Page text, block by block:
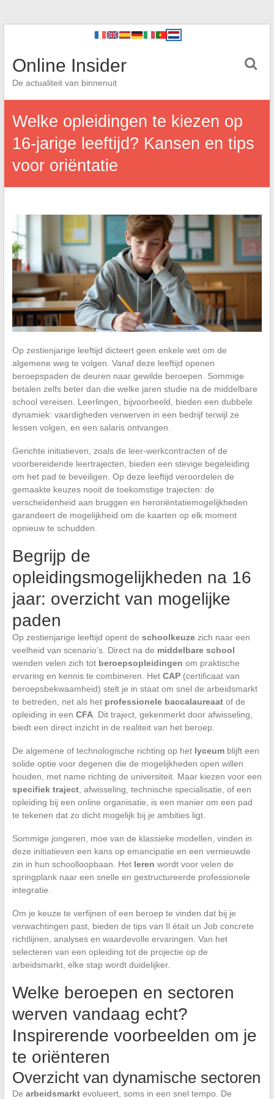
Online Insider
De actualiteit van binnenuit
Welke opleidingen te kiezen op
16-jarige leeftijd? Kansen en tips
voor oriëntatie
Op zestienjarige leeftijd dicteert geen enkele wet om de
algemene weg te volgen. Vanaf deze leeftijd openen
beroepspaden de deuren naar gewilde beroepen. Sommige
betalen zelfs beter dan die welke jaren studie na de middelbare
school vereisen. Leerlingen, bijvoorbeeld, bieden een dubbele
dynamiek: vaardigheden verwerven in een bedrijf terwijl ze
lessen volgen, en een salaris ontvangen.
Gerichte initiatieven, zoals de leer-werkcontracten of de
voorbereidende leertrajecten, bieden een stevige begeleiding
om het pad te beveiligen. Op deze leeftijd veroordelen de
gemaakte keuzes nooit de toekomstige trajecten: de
verscheidenheid aan bruggen en heroriëntatiemogelijkheden
garandeert de mogelijkheid om de kaarten op elk moment
opnieuw te schudden.
Begrijp de
opleidingsmogelijkheden na 16
jaar: overzicht van mogelijke
paden
Op zestienjarige leeftijd opent de schoolkeuzezich naar een
veelheid van scenario’s. Direct na de middelbare school
wenden velen zich tot beroepsopleidingen om praktische
ervaring en kennis te combineren. Het CAP(certificaat van
beroepsbekwaamheid) stelt je in staat om snel de arbeidsmarkt
te betreden, net als het professionele baccalaureaatof de
opleiding in een CFA. Dit traject, gekenmerkt door afwisseling,
biedt een direct inzicht in de realiteit van het beroep.
De algemene of technologische richting op het lyceumblijft een
solide optie voor degenen die de mogelijkheden open willen
houden, met name richting de universiteit. Maar kiezen voor een
specifiek traject, afwisseling, technische specialisatie, of een
opleiding bij een online organisatie, is een manier om een pad
te tekenen dat zo dicht mogelijk bij je ambities ligt.
Sommige jongeren, moe van de klassieke modellen, vinden in
deze initiatieven een kans op emancipatie en een vernieuwde
zin in hun schoolloopbaan. Het leren wordt voor velen de
springplank naar een snelle en gestructureerde professionele
integratie.
Om je keuze te verfijnen of een beroep te vinden dat bij je
verwachtingen past, bieden de tips van Il était un Job concrete
richtlijnen, analyses en waardevolle ervaringen. Van het
selecteren van een opleiding tot de projectie op de
arbeidsmarkt, elke stap wordt duidelijker.
Welke beroepen en sectoren
werven vandaag echt?
Inspirerende voorbeelden om je
te oriënteren
Overzicht van dynamische sectoren
De arbeidsmarktevolueert, soms in een snel tempo. De